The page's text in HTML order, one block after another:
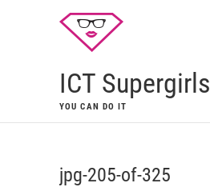
ICT Supergirls
YOU CAN DO IT
jpg-205-of-325